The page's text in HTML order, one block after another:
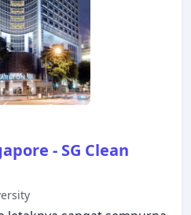
- SG Clean